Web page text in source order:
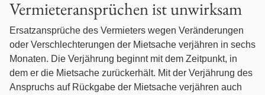
Betäubungsmittelstrafrecht
Erbrecht
Fahrerlaubnis- / Führerscheinrecht
Vermieteransprüchen ist unwirksam
Ersatzansprüche des Vermieters wegen Veränderungen
oder Verschlechterungen der Mietsache verjähren in sechs
Monaten. Die Verjährung beginnt mit dem Zeitpunkt, in
dem er die Mietsache zurückerhält. Mit der Verjährung des
Anspruchs auf Rückgabe der Mietsache verjähren auch